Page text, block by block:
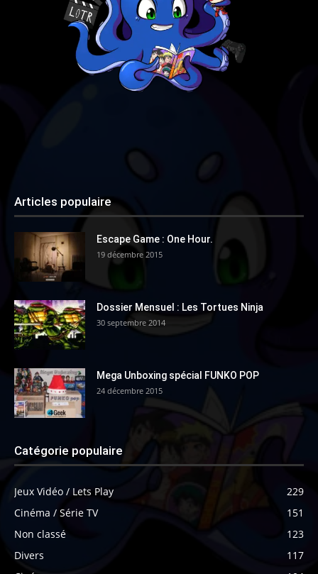
Articles populaire
Escape Game : One Hour.
19 décembre 2015
Dossier Mensuel : Les Tortues Ninja
30 septembre 2014
Mega Unboxing spécial FUNKO POP
24 décembre 2015
Catégorie populaire
Jeux Vidéo / Lets Play
229
Cinéma / Série TV
151
Non classé
123
Divers
117